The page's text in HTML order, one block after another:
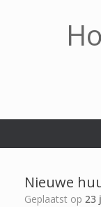
Nieuwe
Geplaatst op 23